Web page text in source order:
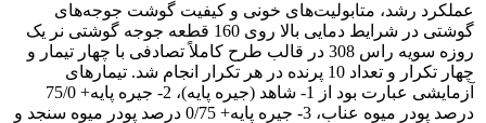
عملکرد رشد، متابولیت‌های خونی و کیفیت گوشت جوجه‌های
گوشتی در شرایط دمایی بالا روی 160 قطعه جوجه گوشتی نر یک
روزه سویه راس 308 در قالب طرح کاملاً تصادفی با چهار تیمار و
چهار تکرار و تعداد 10 پرنده در هر تکرار انجام شد. تیمارهای
آزمایشی عبارت بود از 1- شاهد (جیره پایه)، 2- جیره پایه+ 75/0
درصد پودر میوه عناب، 3- جیره پایه+ 0/75 درصد پودر میوه سنجد و